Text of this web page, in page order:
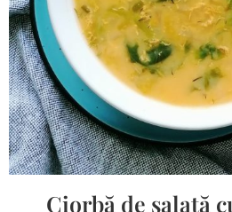
Ciorbă de salată